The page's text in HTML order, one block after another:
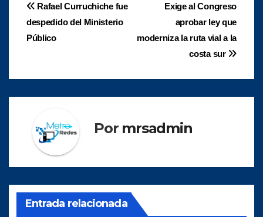
Navegación
de
Exige al Congreso
aprobar ley que
moderniza la ruta vial a la
costa sur
Rafael Curruchiche fue
despedido del Ministerio
Público
Por mrsadmin
Entrada relacionada